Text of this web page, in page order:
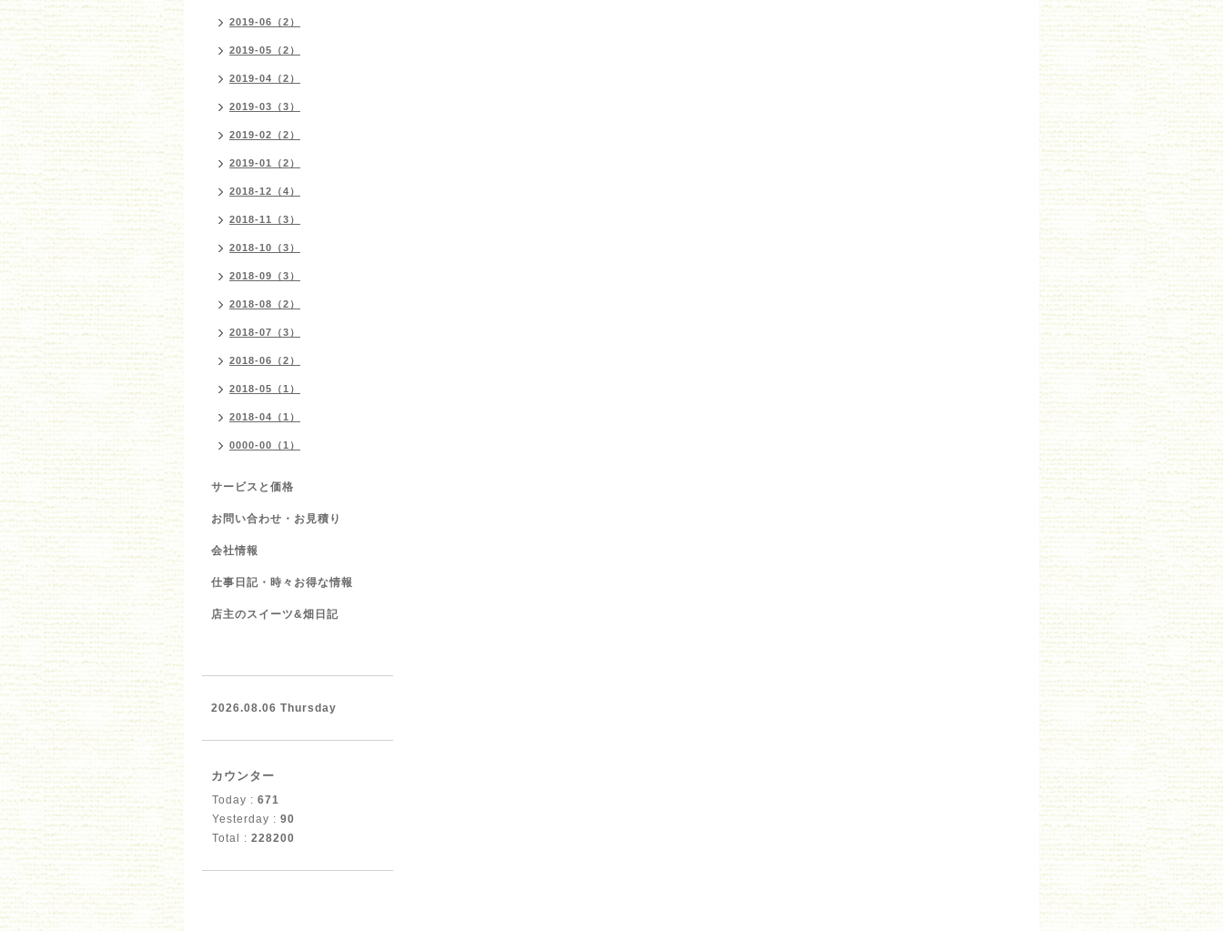
2019-06（2）
2019-05（2）
2019-04（2）
2019-03（3）
2019-02（2）
2019-01（2）
2018-12（4）
2018-11（3）
2018-10（3）
2018-09（3）
2018-08（2）
2018-07（3）
2018-06（2）
2018-05（1）
2018-04（1）
0000-00（1）
サービスと価格
お問い合わせ・お見積り
会社情報
仕事日記・時々お得な情報
店主のスイーツ&畑日記
2026.08.06 Thursday
カウンター
Today : 671
Yesterday : 90
Total : 228200